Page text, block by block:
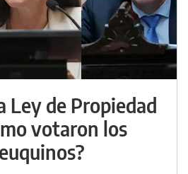
Ley de Propiedad
votaron los